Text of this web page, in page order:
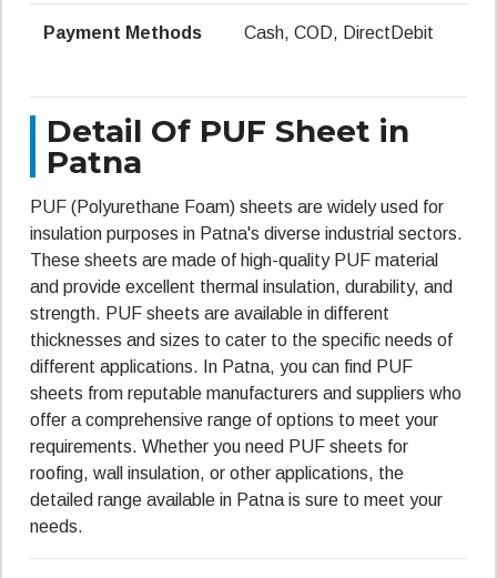
Payment Methods Cash, COD, DirectDebit
Detail Of PUF Sheet in
Patna
PUF (Polyurethane Foam) sheets are widely used for
insulation purposes in Patna's diverse industrial sectors.
These sheets are made of high-quality PUF material
and provide excellent thermal insulation, durability, and
strength. PUF sheets are available in different
thicknesses and sizes to cater to the specific needs of
different applications. In Patna, you can find PUF
sheets from reputable manufacturers and suppliers who
offer a comprehensive range of options to meet your
requirements. Whether you need PUF sheets for
roofing, wall insulation, or other applications, the
detailed range available in Patna is sure to meet your
needs.